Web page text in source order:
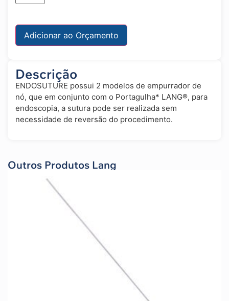
Descrição
ENDOSUTURE possui 2 modelos de empurrador de
nó, que em conjunto com o Portagulha* LANG®, para
endoscopia, a sutura pode ser realizada sem
necessidade de reversão do procedimento.
Adicionar ao Orçamento
Outros Produtos Lang